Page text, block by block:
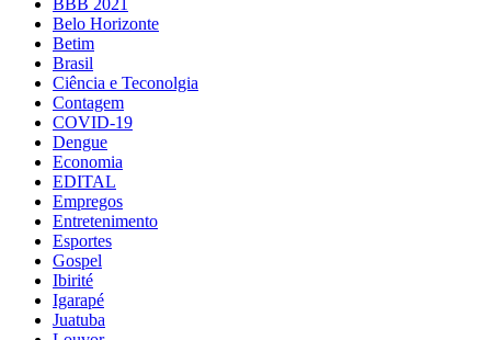
BBB 2021
Belo Horizonte
Betim
Brasil
Ciência e Teconolgia
Contagem
COVID-19
Dengue
Economia
EDITAL
Empregos
Entretenimento
Esportes
Gospel
Ibirité
Igarapé
Juatuba